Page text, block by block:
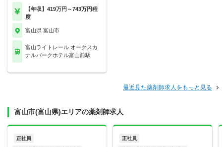
【年収】419万円～743万円程
度
富山県 富山市
富山ライトレール オークスカ
ナルパークホテル富山前駅
最近見た薬剤師求人をもっと見る
富山市(富山県)エリアの薬剤師求人
正社員 正社員